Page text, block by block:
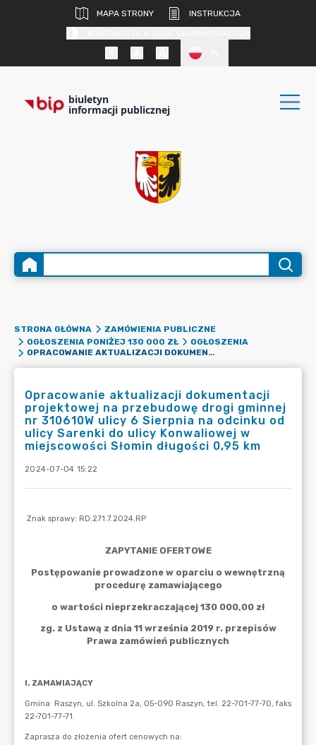
MAPA STRONY
INSTRUKCJA
biuletyn
informacji publicznej
STRONA GŁÓWNA
ZAMÓWIENIA PUBLICZNE
OGŁOSZENIA PONIŻEJ 130 000 ZŁ
OGŁOSZENIA
OPRACOWANIE AKTUALIZACJI DOKUMENTACJI PROJEKTOWEJ NA PRZEBUDOWĘ DROGI GMINNEJ NR 310610W ULICY 6 SIERPNIA NA ODCINKU OD ULICY SARENKI DO ULICY KONWALIOWEJ W MIEJSCOWOŚCI SŁOMIN DŁUGOŚCI 0,95 KM
Opracowanie aktualizacji dokumentacji
projektowej na przebudowę drogi gminnej
nr 310610W ulicy 6 Sierpnia na odcinku od
ulicy Sarenki do ulicy Konwaliowej w
miejscowości Słomin długości 0,95 km
2024-07-04 15:22